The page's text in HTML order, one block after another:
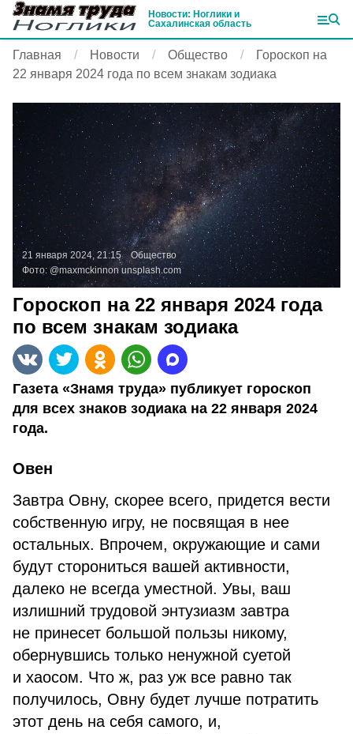
Новости: Ноглики и
Сахалинская область
Главная Новости Общество
Гороскоп на
22 января 2024 года по всем знакам зодиака
21 января 2024, 21:15
Общество
Фото: @maxmckinnon unsplash.com
Гороскоп на 22 января 2024 года
по всем знакам зодиака
Газета «Знамя труда» публикует гороскоп
для всех знаков зодиака на 22 января 2024
года.
Овен
Завтра Овну, скорее всего, придется вести
собственную игру, не посвящая в нее
остальных. Впрочем, окружающие и сами
будут сторониться вашей активности,
далеко не всегда уместной. Увы, ваш
излишний трудовой энтузиазм завтра
не принесет большой пользы никому,
обернувшись только ненужной суетой
и хаосом. Что ж, раз уж все равно так
получилось, Овну будет лучше потратить
этот день на себя самого, и,